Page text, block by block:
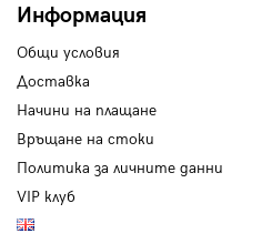
Информация
Общи условия
Доставка
Начини на плащане
Връщане на стоки
Политика за личните данни
VIP клуб